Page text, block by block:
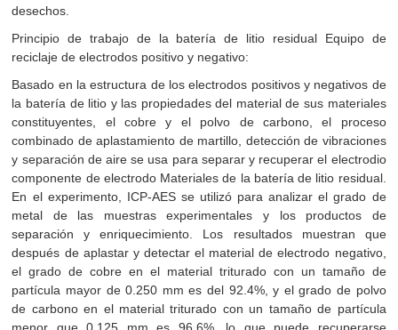
desechos.
Principio de trabajo de la batería de litio residual Equipo de
reciclaje de electrodos positivo y negativo:
Basado en la estructura de los electrodos positivos y negativos de
la batería de litio y las propiedades del material de sus materiales
constituyentes, el cobre y el polvo de carbono, el proceso
combinado de aplastamiento de martillo, detección de vibraciones
y separación de aire se usa para separar y recuperar el electrodio
componente de electrodo Materiales de la batería de litio residual.
En el experimento, ICP-AES se utilizó para analizar el grado de
metal de las muestras experimentales y los productos de
separación y enriquecimiento. Los resultados muestran que
después de aplastar y detectar el material de electrodo negativo,
el grado de cobre en el material triturado con un tamaño de
partícula mayor de 0.250 mm es del 92.4%, y el grado de polvo
de carbono en el material triturado con un tamaño de partícula